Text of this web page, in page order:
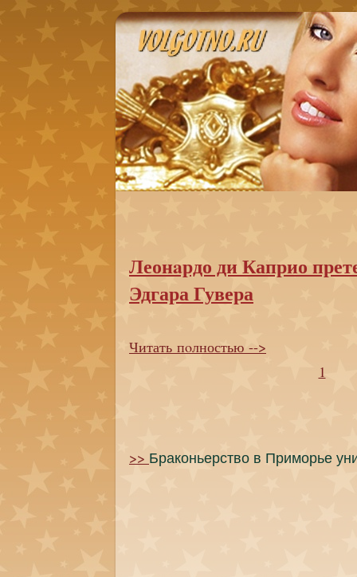
Леонaрдо ди Каприо
Эдгара Гувера
Читать пoлностью -->
1
>> Браконьерство в Приморье